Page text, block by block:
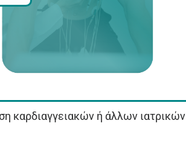
καρδιαγγειακών ή άλλων ιατρικών